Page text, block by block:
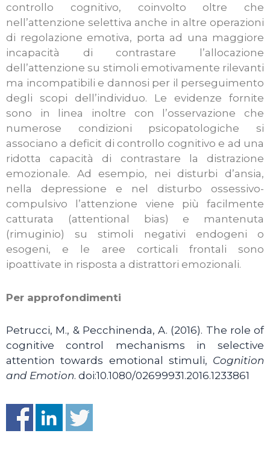
controllo cognitivo, coinvolto oltre che
nell’attenzione selettiva anche in altre operazioni
di regolazione emotiva, porta ad una maggiore
incapacità di contrastare l’allocazione
dell’attenzione su stimoli emotivamente rilevanti
ma incompatibili e dannosi per il perseguimento
degli scopi dell’individuo. Le evidenze fornite
sono in linea inoltre con l’osservazione che
numerose condizioni psicopatologiche si
associano a deficit di controllo cognitivo e ad una
ridotta capacità di contrastare la distrazione
emozionale. Ad esempio, nei disturbi d’ansia,
nella depressione e nel disturbo ossessivo-
compulsivo l’attenzione viene più facilmente
catturata (attentional bias) e mantenuta
(rimuginio) su stimoli negativi endogeni o
esogeni, e le aree corticali frontali sono
ipoattivate in risposta a distrattori emozionali.
Per approfondimenti
Petrucci, M., & Pecchinenda, A. (2016). The role of
cognitive control mechanisms in selective
attention towards emotional stimuli, Cognition
and Emotion. doi:10.1080/02699931.2016.1233861